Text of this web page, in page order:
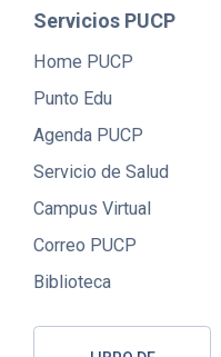
Servicios PUCP
Home PUCP
Punto Edu
Agenda PUCP
Servicio de Salud
Campus Virtual
Correo PUCP
Biblioteca